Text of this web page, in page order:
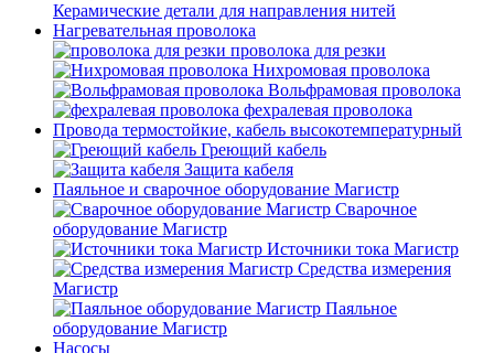
Керамические детали для направления нитей
Нагревательная проволока
проволока для резки
Нихромовая проволока
Вольфрамовая проволока
фехралевая проволока
Провода термостойкие, кабель высокотемпературный
Греющий кабель
Защита кабеля
Паяльное и сварочное оборудование Магистр
Сварочное
оборудование Магистр
Источники тока Магистр
Средства измерения
Магистр
Паяльное
оборудование Магистр
Насосы